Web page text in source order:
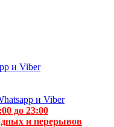
и Viber
и Viber
до 23:00
и перерывов